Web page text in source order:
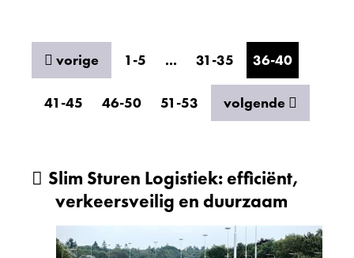
vorigeresultaten
1-5 ... 31-35 36-40
41-45 46-50 51-53 volgenderesultaten
Slim Sturen Logistiek: efficiënt,
verkeersveilig en duurzaam